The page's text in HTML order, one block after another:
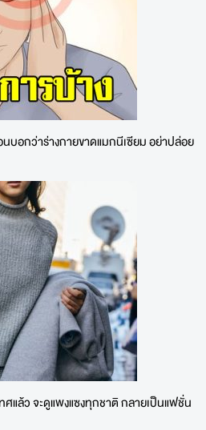
อกว่าร่างกายขาดแมกนีเซียม อย่าปล่อย
ศแล้ว จะดูแพงแซงทุกชาติ กลายเป็นแฟชั่น